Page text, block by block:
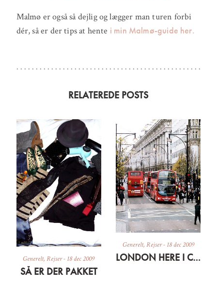
Malmø er også så dejlig og lægger man turen forbi
dér, så er der tips at hente i min Malmø-guide her.
RELATEREDE POSTS
Generelt,Rejser- 18 dec 2009
SÅ ER DER PAKKET
Generelt, Rejser- 18 dec 2009
LONDON HERE I COME